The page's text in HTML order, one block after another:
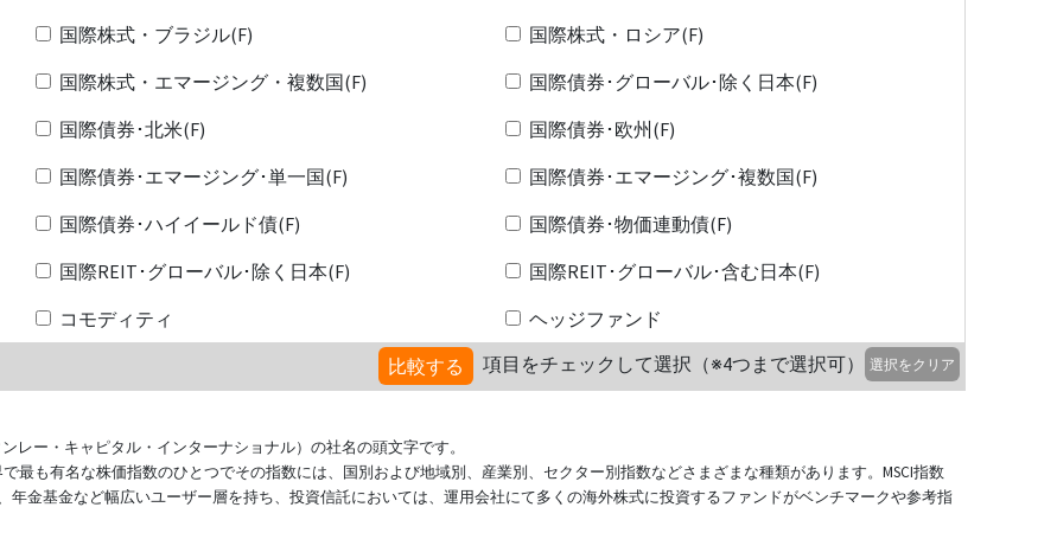
国際株式・ブラジル(F)
国際株式・ロシア(F)
国際株式・エマージング・複数国(F)
国際債券･グローバル･除く日本(F)
国際債券･北米(F)
国際債券･欧州(F)
国際債券･エマージング･単一国(F)
国際債券･エマージング･複数国(F)
国際債券･ハイイールド債(F)
国際債券･物価連動債(F)
国際REIT･グローバル･除く日本(F)
国際REIT･グローバル･含む日本(F)
コモディティ
ヘッジファンド
比較する
項目をチェックして選択（※4つまで選択可） 選択をクリア
レー・キャピタル・インターナショナル）の社名の頭文字です。
最も有名な株価指数のひとつでその指数には、国別および地域別、産業別、セクター別指数などさまざまな種類があります。MSCI指数
金基金など幅広いユーザー層を持ち、投資信託においては、運用会社にて多くの海外株式に投資するファンドがベンチマークや参考指